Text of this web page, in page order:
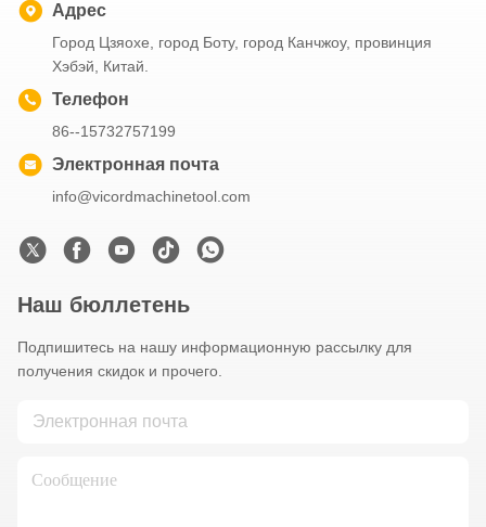
Адрес
Город Цзяохе, город Боту, город Канчжоу, провинция
Хэбэй, Китай.
Телефон
86--15732757199
Электронная почта
info@vicordmachinetool.com
Наш бюллетень
Подпишитесь на нашу информационную рассылку для
получения скидок и прочего.